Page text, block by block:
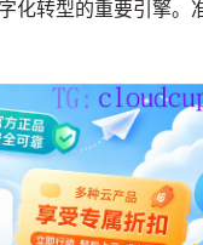
化转型的重要引擎。